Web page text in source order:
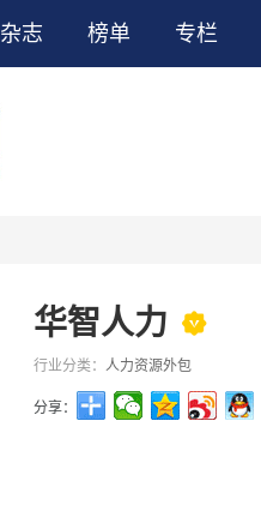
杂志 榜单 专栏
华智人力 
行业分类： 人力资源外包
分享：